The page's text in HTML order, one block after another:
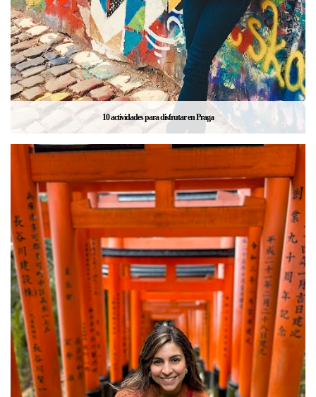
10 actividades para disfrutar en Praga